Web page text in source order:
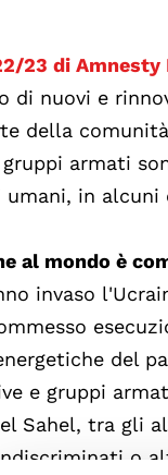
23 di
di nuovi e
della
gruppi armati
in alcuni
al mondo è
invaso
del
e gruppi
Sahel, tra gli
o